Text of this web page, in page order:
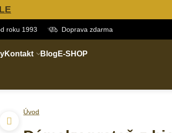
roku 1993 Doprava zdarma
Kontakt Blog E-SHOP
Úvod